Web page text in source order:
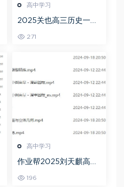
高中学习
2025关也高三历史一轮
教程
271
高中学习
作业帮2025刘天麒高二
196